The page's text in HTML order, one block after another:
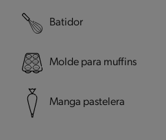
Batidor
Molde para muffins
Manga pastelera